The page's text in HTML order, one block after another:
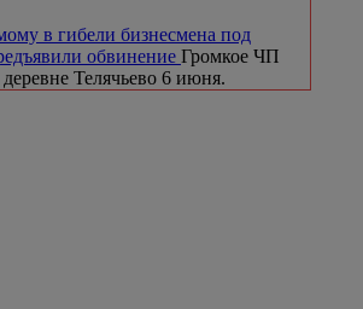
в гибели бизнесмена под
обвинение Громкое ЧП
Телячьево 6 июня.